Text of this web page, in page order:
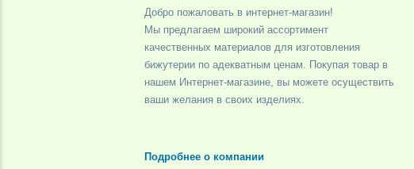
Добро пожаловать в интернет-магазин!
Мы предлагаем широкий ассортимент
качественных материалов для изготовления
бижутерии по адекватным ценам. Покупая товар в
нашем Интернет-магазине, вы можете осуществить
ваши желания в своих изделиях.
Подробнее о компании